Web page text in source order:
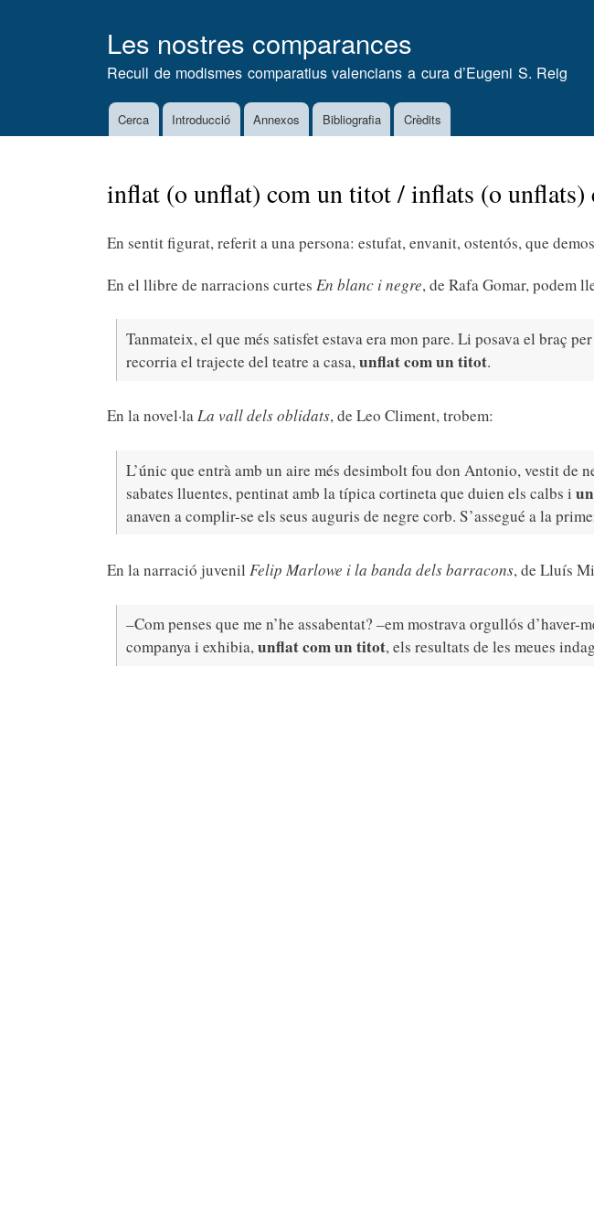
Les nostres comparances
Recull de modismes comparatius valencians a cura d’Eugeni S. Reig
MainCerca Introducció Annexos Bibliografia Crèdits
inflat (o unflat) com un titot / inflats (o unflats)
En sentit figurat, referit a una persona: estufat, envanit, ostentós, que
En el llibre de narracions curtes En blanc i negre, de Rafa Gomar, podem
Tanmateix, el que més satisfet estava era mon pare. Li posava el braç
recorria el trajecte del teatre a casa,unflat com un titot.
En la novel·laLa vall dels oblidats, de Leo Climent, trobem:
L’únic que entrà amb un aire més desimbolt fou don Antonio, vestit de
sabates lluentes, pentinat amb la típica cortineta que duien els calbs i
anaven a complir-se els seus auguris de negre corb. S’assegué a la
En la narració juvenil Felip Marlowe i la banda dels barracons, de Lluís
–Com penses que me n’he assabentat? –em mostrava orgullós d’haver-
companya i exhibia,unflat com un titot, els resultats de les meues